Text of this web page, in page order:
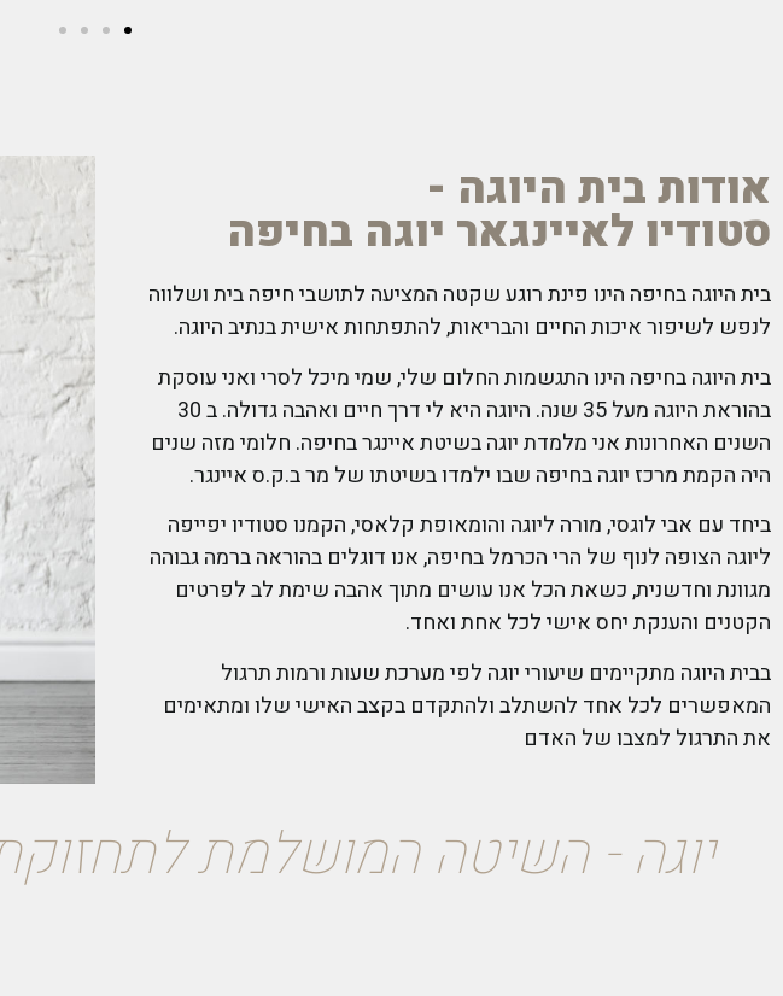
אודות בית היוגה -
סטודיו לאיינגאר יוגה בחיפה
בית היוגה בחיפה הינו פינת רוגע שקטה המציעה לתושבי חיפה בית ושלווה
לנפש לשיפור איכות החיים והבריאות, להתפתחות אישית בנתיב היוגה.
בית היוגה בחיפה הינו התגשמות החלום שלי, שמי מיכל לסרי ואני עוסקת
בהוראת היוגה מעל 35 שנה. היוגה היא לי דרך חיים ואהבה גדולה. ב 30
השנים האחרונות אני מלמדת יוגה בשיטת איינגר בחיפה. חלומי מזה שנים
היה הקמת מרכז יוגה בחיפה שבו ילמדו בשיטתו של מר ב.ק.ס איינגר.
ביחד עם אבי לוגסי, מורה ליוגה והומאופת קלאסי, הקמנו סטודיו יפייפה
ליוגה הצופה לנוף של הרי הכרמל בחיפה, אנו דוגלים בהוראה ברמה גבוהה
מגוונת וחדשנית, כשאת הכל אנו עושים מתוך אהבה שימת לב לפרטים
הקטנים והענקת יחס אישי לכל אחת ואחד.
בבית היוגה מתקיימים שיעורי יוגה לפי מערכת שעות ורמות תרגול
המאפשרים לכל אחד להשתלב ולהתקדם בקצב האישי שלו ומתאימים
את התרגול למצבו של האדם
יוגה - השיטה המושלמת